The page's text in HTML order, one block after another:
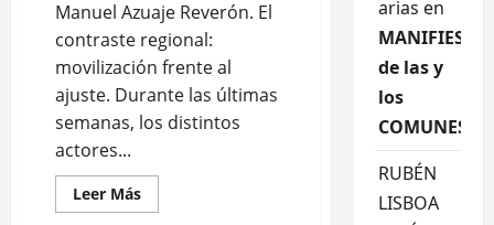
Manuel Azuaje Reverón. El
contraste regional:
movilización frente al
ajuste. Durante las últimas
semanas, los distintos
actores...
Leer MásLeer
más
arias en
MANIFIESTO
de las y
los
COMUNES
RUBÉN
LISBOA